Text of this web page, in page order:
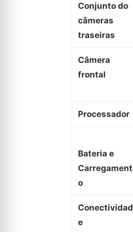
Conjunto do
câmeras
traseiras
Câmera
frontal
Processador
Bateria e
Carregament
o
Conectividad
e